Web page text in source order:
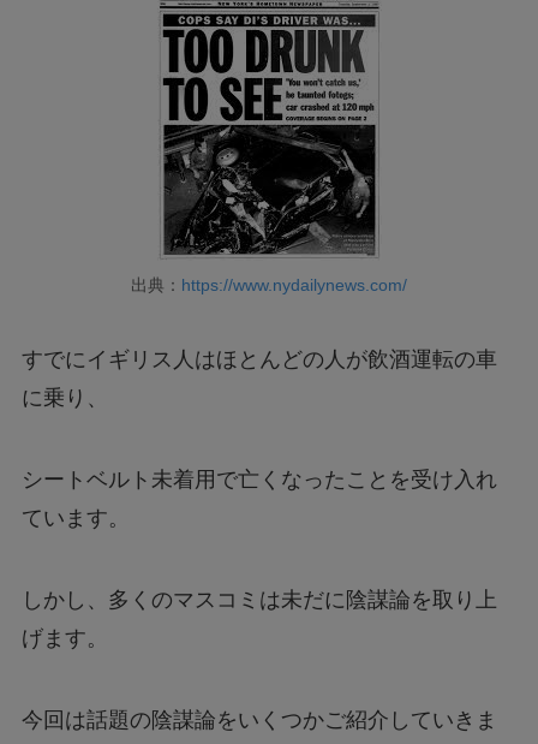
出典： https://www.nydailynews.com/
すでにイギリス人はほとんどの人が飲酒運転の車
に乗り、
シートベルト未着用で亡くなったことを受け入れ
ています。
しかし、多くのマスコミは未だに陰謀論を取り上
げます。
今回は話題の陰謀論をいくつかご紹介していきま